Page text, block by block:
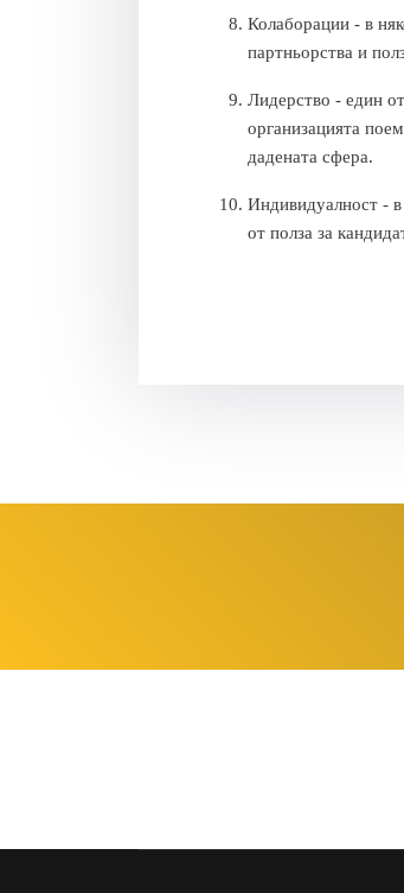
Колаборации - в
партньорства и
Лидерство - един
организацията
дадената сфера.
Индивидуалност -
от полза за